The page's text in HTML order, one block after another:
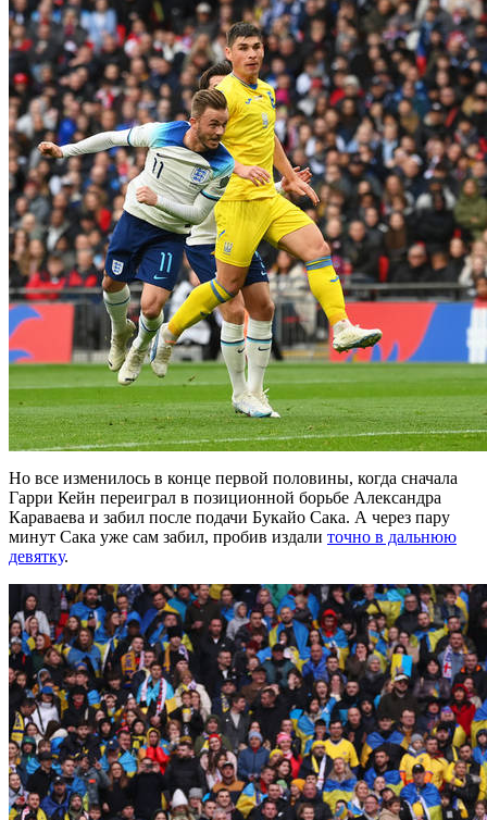
Но все изменилось в конце первой половины, когда сначала
Гарри Кейн переиграл в позиционной борьбе Александра
Караваева и забил после подачи Букайо Сака. А через пару
минут Сака уже сам забил, пробив издали точно в дальнюю
девятку.